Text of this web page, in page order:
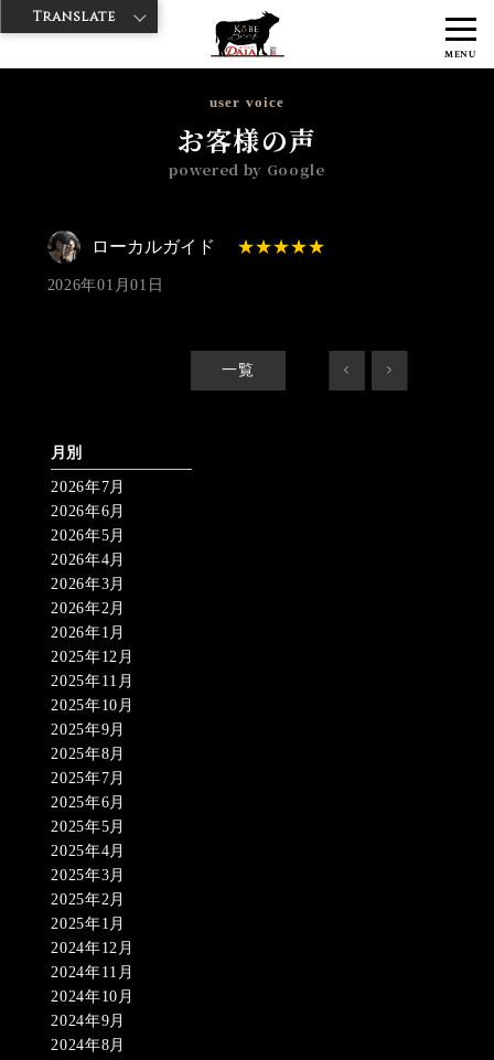
MENU
神戸牛ダイヤ > 神戸牛ダイア 浅草楽天地店
ロー
カルガイド 2026/01/01 No_review
user voice
お客様の声
powered by Google
ローカルガイド
2026年01月01日
一覧 < >
月別
2026年7月
2026年6月
2026年5月
2026年4月
2026年3月
2026年2月
2026年1月
2025年12月
2025年11月
2025年10月
2025年9月
2025年8月
2025年7月
2025年6月
2025年5月
2025年4月
2025年3月
2025年2月
2025年1月
2024年12月
2024年11月
2024年10月
2024年9月
2024年8月
Translate